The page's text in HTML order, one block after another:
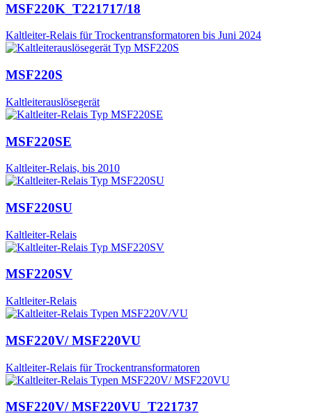
MSF220K_T221717/18
Kaltleiter-Relais für Trockentransformatoren bis Juni 2024
MSF220S
Kaltleiterauslösegerät
MSF220SE
Kaltleiter-Relais, bis 2010
MSF220SU
Kaltleiter-Relais
MSF220SV
Kaltleiter-Relais
MSF220V/ MSF220VU
Kaltleiter-Relais für Trockentransformatoren
MSF220V/ MSF220VU_T221737